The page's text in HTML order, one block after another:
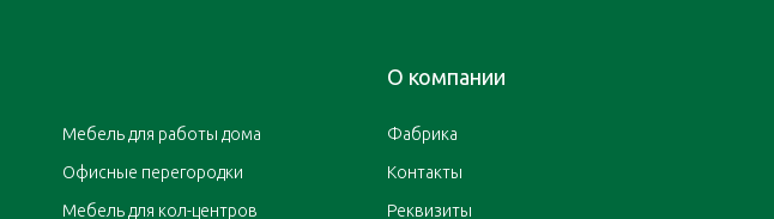
Мебель для работы дома
Офисные перегородки
Мебель для кол-центров
О компании
Фабрика
Контакты
Реквизиты